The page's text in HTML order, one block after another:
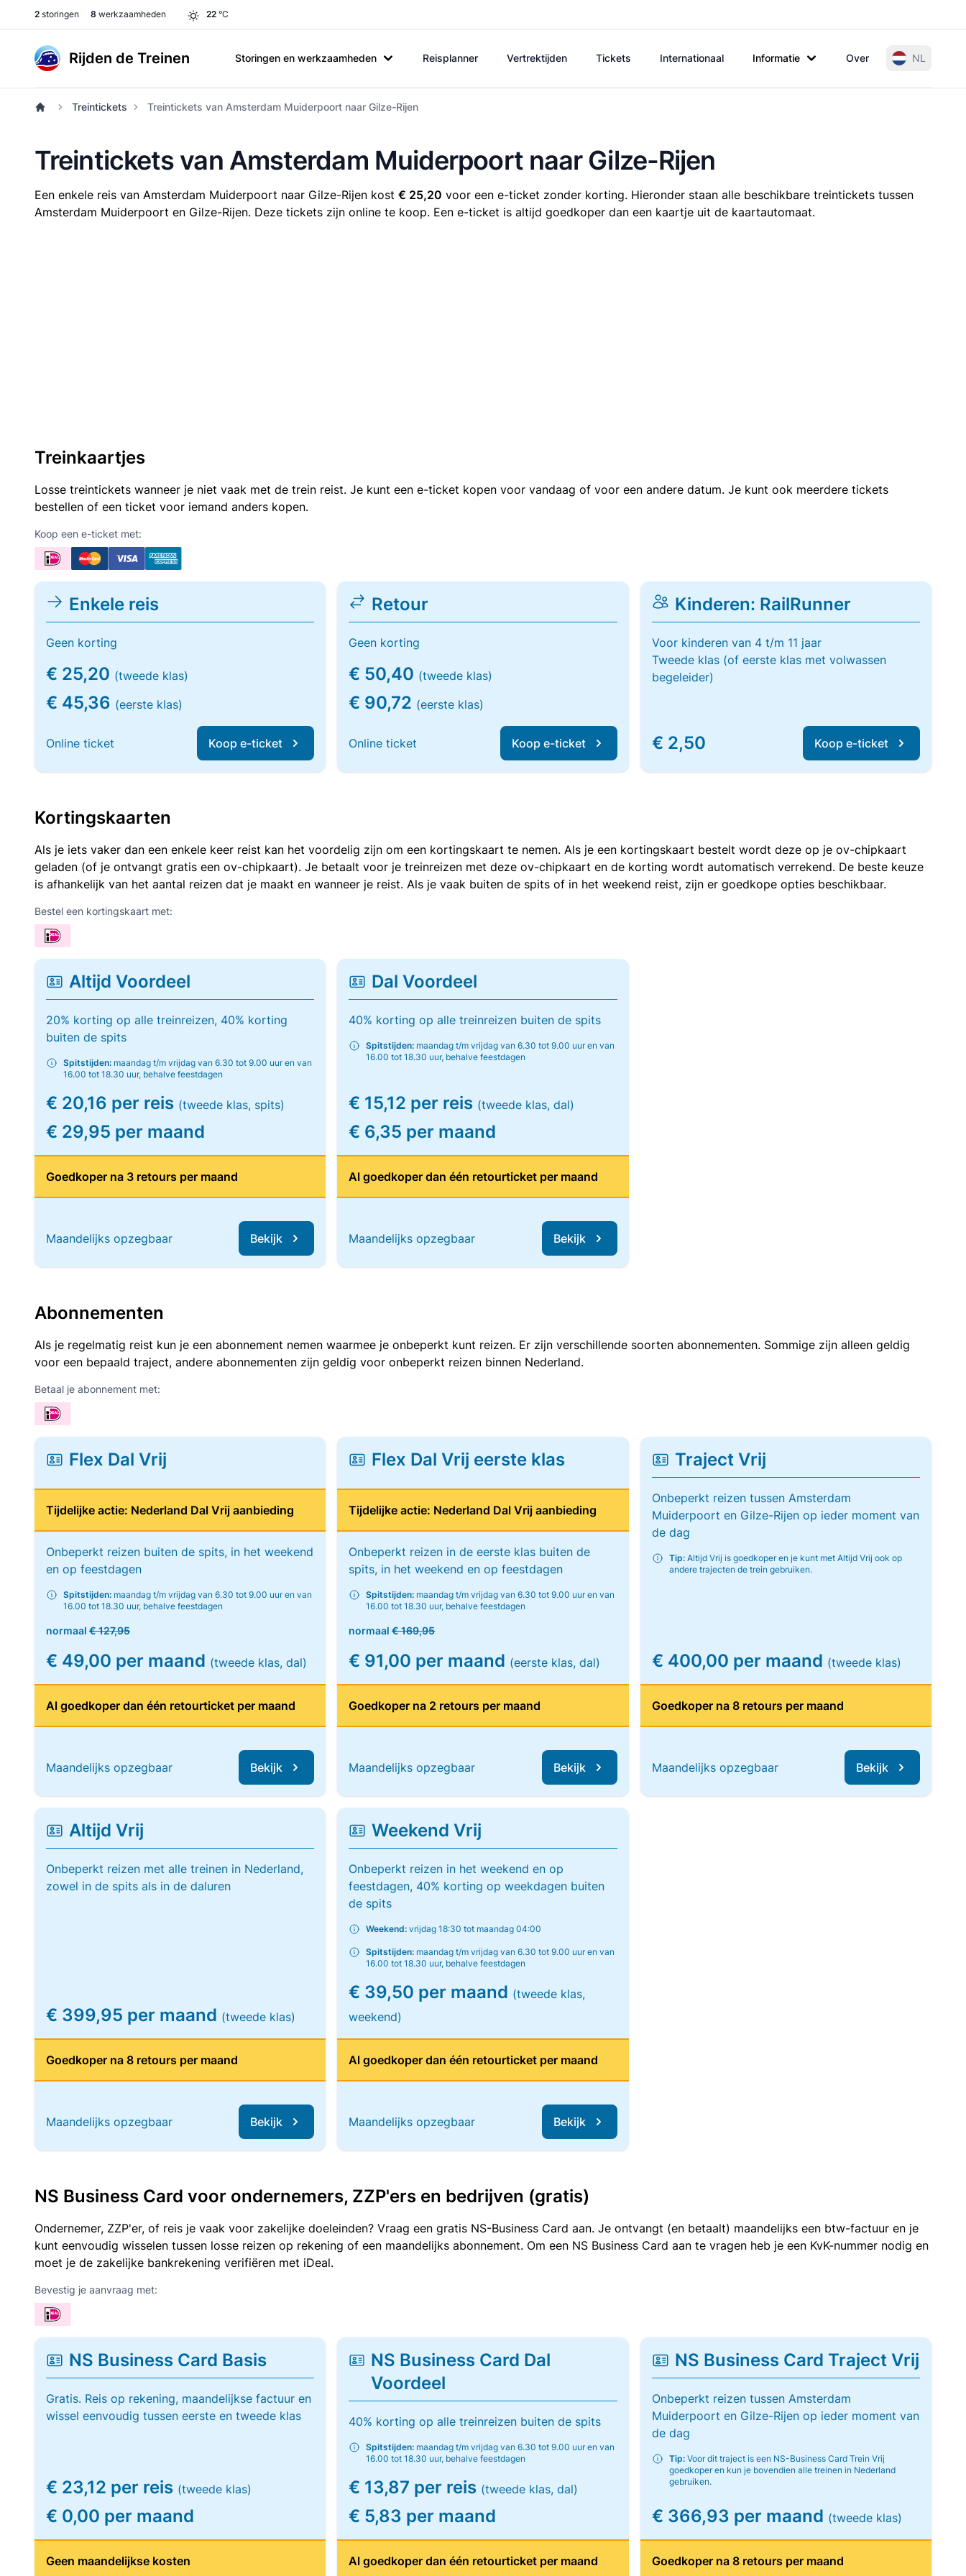
2 storingen 8 werkzaamheden 22 °C
Rijden de Treinen Storingen en werkzaamheden Reisplanner Vertrektijden Tickets Internationaal Informatie Over NL
Treintickets Treintickets van Amsterdam Muiderpoort naar Gilze-Rijen
Treintickets van Amsterdam Muiderpoort naar Gilze-Rijen
Een enkele reis van Amsterdam Muiderpoort naar Gilze-Rijen kost € 25,20 voor een e-ticket zonder korting. Hieronder staan alle beschikbare treintickets tussen
Amsterdam Muiderpoort en Gilze-Rijen. Deze tickets zijn online te koop. Een e-ticket is altijd goedkoper dan een kaartje uit de kaartautomaat.
Treinkaartjes
Losse treintickets wanneer je niet vaak met de trein reist. Je kunt een e-ticket kopen voor vandaag of voor een andere datum. Je kunt ook meerdere tickets
bestellen of een ticket voor iemand anders kopen.
Koop een e-ticket met:
Enkele reis
Geen korting
€ 25,20 (tweede klas)
€ 45,36 (eerste klas)
Online ticket Koop e-ticket
Retour
Geen korting
€ 50,40 (tweede klas)
€ 90,72 (eerste klas)
Online ticket Koop e-ticket
Kinderen: RailRunner
Voor kinderen van 4 t/m 11 jaar
Tweede klas (of eerste klas met volwassen
begeleider)
€ 2,50 Koop e-ticket
Kortingskaarten
Als je iets vaker dan een enkele keer reist kan het voordelig zijn om een kortingskaart te nemen. Als je een kortingskaart bestelt wordt deze op je ov-chipkaart
geladen (of je ontvangt gratis een ov-chipkaart). Je betaalt voor je treinreizen met deze ov-chipkaart en de korting wordt automatisch verrekend. De beste keuze
is afhankelijk van het aantal reizen dat je maakt en wanneer je reist. Als je vaak buiten de spits of in het weekend reist, zijn er goedkope opties beschikbaar.
Bestel een kortingskaart met:
Altijd Voordeel
20% korting op alle treinreizen, 40% korting
buiten de spits
Spitstijden: maandag t/m vrijdag van 6.30 tot 9.00 uur en van
16.00 tot 18.30 uur, behalve feestdagen
€ 20,16 per reis (tweede klas, spits)
€ 29,95 per maand
Goedkoper na 3 retours per maand
Maandelijks opzegbaar Bekijk
Dal Voordeel
40% korting op alle treinreizen buiten de spits
Spitstijden: maandag t/m vrijdag van 6.30 tot 9.00 uur en van
16.00 tot 18.30 uur, behalve feestdagen
€ 15,12 per reis (tweede klas, dal)
€ 6,35 per maand
Al goedkoper dan één retourticket per maand
Maandelijks opzegbaar Bekijk
Abonnementen
Als je regelmatig reist kun je een abonnement nemen waarmee je onbeperkt kunt reizen. Er zijn verschillende soorten abonnementen. Sommige zijn alleen geldig
voor een bepaald traject, andere abonnementen zijn geldig voor onbeperkt reizen binnen Nederland.
Betaal je abonnement met:
Flex Dal Vrij
Tijdelijke actie: Nederland Dal Vrij aanbieding
Onbeperkt reizen buiten de spits, in het weekend
en op feestdagen
Spitstijden: maandag t/m vrijdag van 6.30 tot 9.00 uur en van
16.00 tot 18.30 uur, behalve feestdagen
normaal € 127,95
€ 49,00 per maand (tweede klas, dal)
Al goedkoper dan één retourticket per maand
Maandelijks opzegbaar Bekijk
Flex Dal Vrij eerste klas
Tijdelijke actie: Nederland Dal Vrij aanbieding
Onbeperkt reizen in de eerste klas buiten de
spits, in het weekend en op feestdagen
Spitstijden: maandag t/m vrijdag van 6.30 tot 9.00 uur en van
16.00 tot 18.30 uur, behalve feestdagen
normaal€ 169,95
€ 91,00 per maand (eerste klas, dal)
Goedkoper na 2 retours per maand
Maandelijks opzegbaar Bekijk
Traject Vrij
Onbeperkt reizen tussen Amsterdam
Muiderpoort en Gilze-Rijen op ieder moment van
de dag
Tip:Altijd Vrij is goedkoper en je kunt met Altijd Vrij ook op
andere trajecten de trein gebruiken.
€ 400,00 per maand (tweede klas)
Goedkoper na 8 retours per maand
Maandelijks opzegbaar Bekijk
Altijd Vrij
Onbeperkt reizen met alle treinen in Nederland,
zowel in de spits als in de daluren
€ 399,95 per maand (tweede klas)
Goedkoper na 8 retours per maand
Maandelijks opzegbaar Bekijk
Weekend Vrij
Onbeperkt reizen in het weekend en op
feestdagen, 40% korting op weekdagen buiten
de spits
Weekend: vrijdag 18:30 tot maandag 04:00
Spitstijden: maandag t/m vrijdag van 6.30 tot 9.00 uur en van
16.00 tot 18.30 uur, behalve feestdagen
€ 39,50 per maand (tweede klas,
weekend)
Al goedkoper dan één retourticket per maand
Maandelijks opzegbaar Bekijk
NS Business Card voor ondernemers, ZZP'ers en bedrijven (gratis)
Ondernemer, ZZP'er, of reis je vaak voor zakelijke doeleinden? Vraag een gratis NS-Business Card aan. Je ontvangt (en betaalt) maandelijks een btw-factuur en je
kunt eenvoudig wisselen tussen losse reizen op rekening of een maandelijks abonnement. Om een NS Business Card aan te vragen heb je een KvK-nummer nodig en
moet je de zakelijke bankrekening verifiëren met iDeal.
Bevestig je aanvraag met:
NS Business Card Basis
Gratis. Reis op rekening, maandelijkse factuur en
wissel eenvoudig tussen eerste en tweede klas
€ 23,12 per reis (tweede klas)
€ 0,00 per maand
Geen maandelijkse kosten
NS Business Card Dal
Voordeel
40% korting op alle treinreizen buiten de spits
Spitstijden: maandag t/m vrijdag van 6.30 tot 9.00 uur en van
16.00 tot 18.30 uur, behalve feestdagen
€ 13,87 per reis (tweede klas, dal)
€ 5,83 per maand
Al goedkoper dan één retourticket per maand
NS Business Card Traject Vrij
Onbeperkt reizen tussen Amsterdam
Muiderpoort en Gilze-Rijen op ieder moment van
de dag
Tip:Voor dit traject is een NS-Business Card Trein Vrij
goedkoper en kun je bovendien alle treinen in Nederland
gebruiken.
€ 366,93 per maand (tweede klas)
Goedkoper na 8 retours per maand